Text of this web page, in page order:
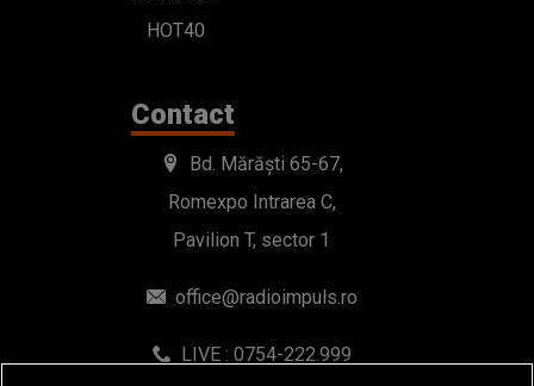
HOT40
Contact
Bd. Mărăști 65-67,
Romexpo Intrarea C,
Pavilion T, sector 1
office@radioimpuls.ro
LIVE : 0754-222.999